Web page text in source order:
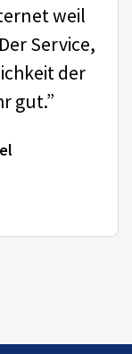
weil
Service,
der
gut.”